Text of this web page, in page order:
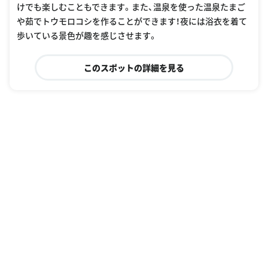
けでも楽しむこともできます。また、温泉を使った温泉たまご
や茹でトウモロコシを作ることができます！夜には浴衣を着て
歩いている景色が趣を感じさせます。
このスポットの詳細を見る